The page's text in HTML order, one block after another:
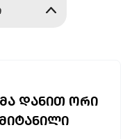
ᲓᲐᲜᲘᲗ ᲝᲠᲘ